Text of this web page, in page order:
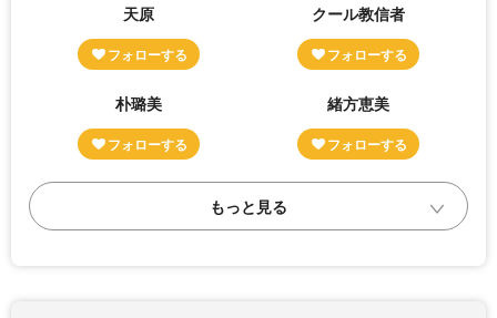
天原 クール教信者
朴璐美 緒方恵美